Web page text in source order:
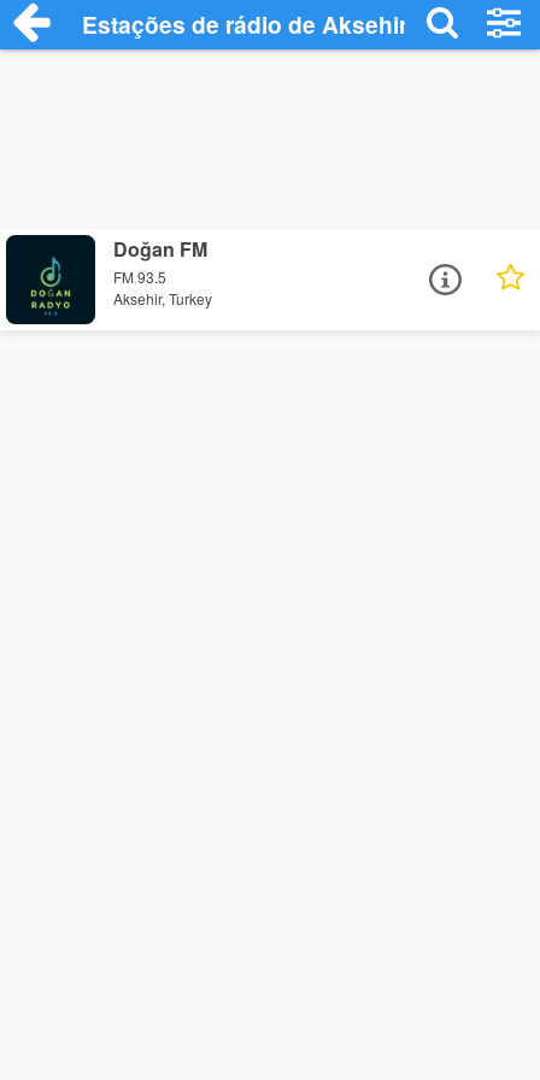
Estações de rádio de Aksehir - Ouça
Doğan FM
FM 93.5
Aksehir, Turkey